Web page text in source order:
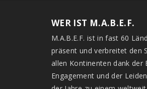
WER IST M.A.B.E.F.
M.A.B.E.F. ist in fast 60
präsent und verbreitet den
allen Kontinenten dank der
Engagement und der